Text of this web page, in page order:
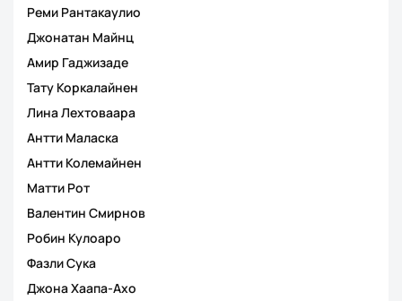
Реми Рантакаулио
Джонатан Майнц
Амир Гаджизаде
Тату Коркалайнен
Лина Лехтоваара
Антти Маласка
Антти Колемайнен
Матти Рот
Валентин Смирнов
Робин Кулоаро
Фазли Сука
Джона Хаапа-Ахо